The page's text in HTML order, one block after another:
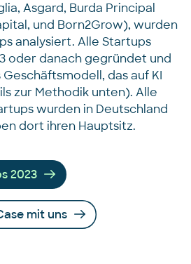
Asgard, Burda Principal
und Born2Grow), wurden
analysiert. Alle Startups
oder danach gegründet und
das auf KI
zur Methodik unten). Alle
wurden in Deutschland
dort ihren Hauptsitz.
2023
mit uns